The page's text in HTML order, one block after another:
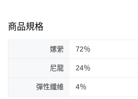
商品規格
嫘縈 72％
尼龍 24％
彈性纖維 4％